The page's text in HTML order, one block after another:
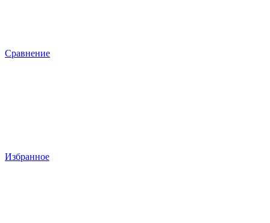
Сравнение
Избранное